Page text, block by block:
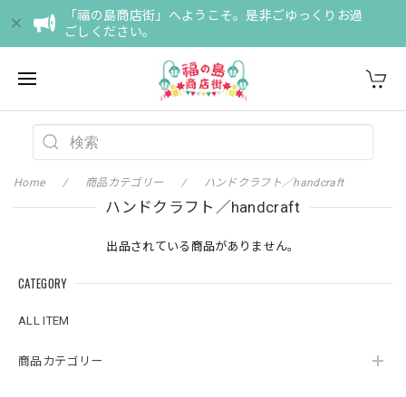
「福の島商店街」へようこそ。是非ごゆっくりお過
ごしください。
CATEGORY
ALL ITEM
商品カテゴリー
Home 商品カテゴリー ハンドクラフト／handcraft
ハンドクラフト／handcraft
出品されている商品がありません。